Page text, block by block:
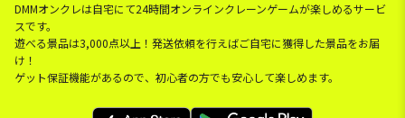
DMMオンクレは自宅にて24時間オンラインクレーンゲームが楽しめるサービ
スです。
遊べる景品は3,000点以上！発送依頼を行えばご自宅に獲得した景品をお届
け！
ゲット保証機能があるので、初心者の方でも安心して楽しめます。